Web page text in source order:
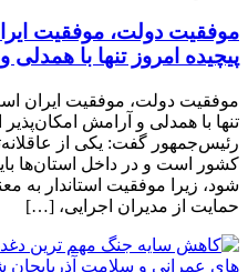
موفقیت دولت، موفقیت
پیچیده امروز تنها با
موفقیت دولت، موفقیت ایران
تنها با همدلی و آرامش
رئیس‌جمهور گفت: یکی از
کشور است و در داخل استان‌ها
شود، زیرا موفقیت استاندار به
حمایت از مدیران اجرایی، […]